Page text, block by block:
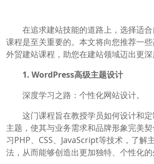
在追求建站技能的道路上，选择适合
课程是至关重要的。本文将向您推荐一
外贸建站课程，助您在建站领域迈出更深
1. WordPress高级主题设计
深度学习之路：个性化网站设计。
这门课程旨在教授学员如何设计和定
主题，使其与业务需求和品牌形象完美
习PHP、CSS、JavaScript等技术，了解
法，从而能够创造出更加独特、个性化的